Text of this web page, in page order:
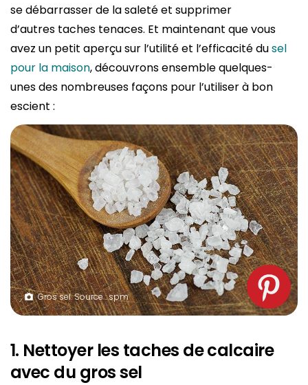
se débarrasser de la saleté et supprimer
d’autres taches tenaces. Et maintenant que vous
avez un petit aperçu sur l’utilité et l’efficacité dusel
pour la maison, découvrons ensemble quelques-
unes des nombreuses façons pour l’utiliser à bon
escient :
Gros sel. Source : spm
1. Nettoyer les taches de calcaire
avec du gros sel